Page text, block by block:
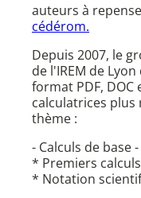
auteurs à
cédérom.
Depuis 2007, le
de l'IREM de
format PDF,
calculatrices plus
thème :
- Calculs de base
* Premiers calculs
* Notation